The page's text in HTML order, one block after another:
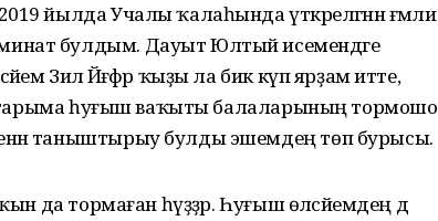
йылда Учалы ҡалаһында үткәрелгәнән ғәмәли
булдым. Дауыт Юлтый исемендәге
Зилә Йәғәфәр ҡыҙы ла бик күп ярҙам итте,
һуғыш ваҡыты балаларының тормошо
таныштырыу булды эшемдең төп бурысы.
да тормаған һүҙҙәр. Һуғыш өләсәйемдең дә